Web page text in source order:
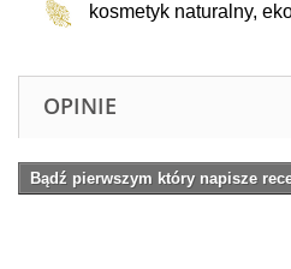
kosmetyk naturalny,
OPINIE
Bądź pierwszym który napisze